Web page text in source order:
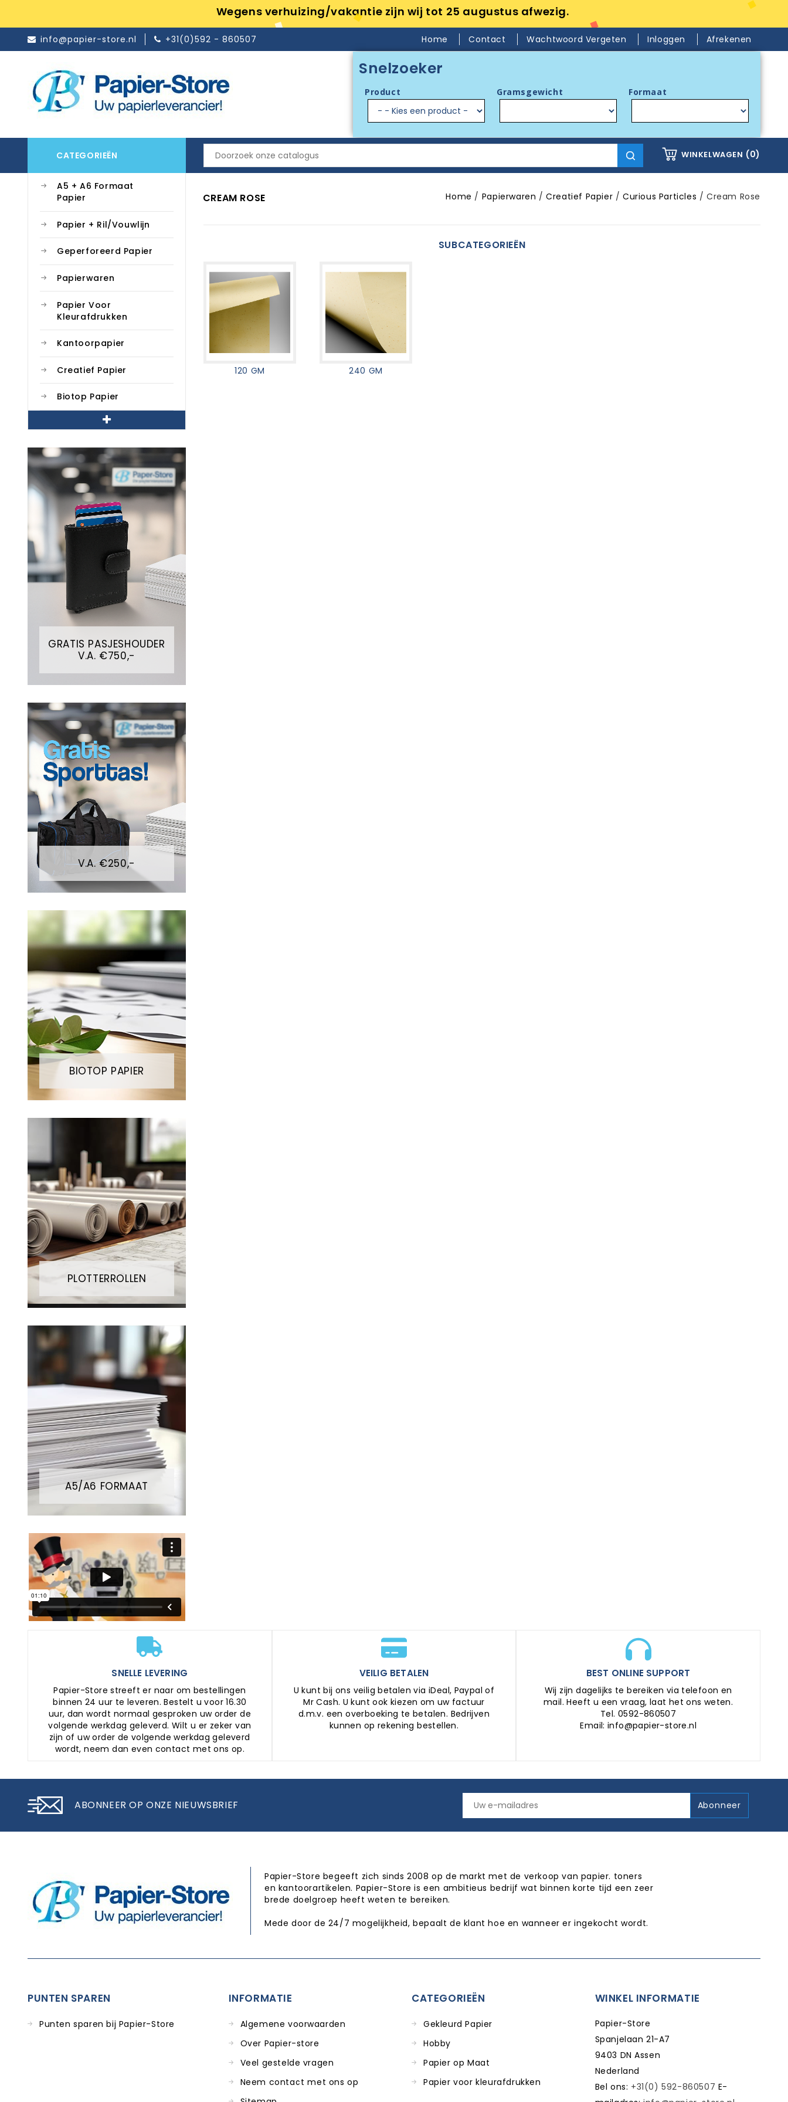
Wegens verhuizing/vakantie zijn wij tot 25 augustus afwezig.
info@papier-store.nl +31(0)592 - 860507 Home Contact Wachtwoord Vergeten Inloggen Afrekenen
Snelzoeker
Product Gramsgewicht Formaat
WINKELWAGEN (0)
CATEGORIEËN
A5 + A6 Formaat
Papier
Papier + Ril/Vouwlijn
Geperforeerd Papier
Papierwaren
Papier Voor
Kleurafdrukken
Kantoorpapier
Creatief Papier
Biotop Papier
GRATIS PASJESHOUDER
V.A. €750,-
V.A. €250,-
BIOTOP PAPIER
PLOTTERROLLEN
A5/A6 FORMAAT
CREAM ROSE Home Papierwaren Creatief Papier Curious Particles Cream Rose
SUBCATEGORIEËN
120 GM 240 GM
SNELLE LEVERING
Papier-Store streeft er naar om bestellingen
binnen 24 uur te leveren. Bestelt u voor 16.30
uur, dan wordt normaal gesproken uw order de
volgende werkdag geleverd. Wilt u er zeker van
zijn of uw order de volgende werkdag geleverd
wordt, neem dan even contact met ons op.
VEILIG BETALEN
U kunt bij ons veilig betalen via iDeal, Paypal of
Mr Cash. U kunt ook kiezen om uw factuur
d.m.v. een overboeking te betalen. Bedrijven
kunnen op rekening bestellen.
BEST ONLINE SUPPORT
Wij zijn dagelijks te bereiken via telefoon en
mail. Heeft u een vraag, laat het ons weten.
Tel. 0592-860507
Email: info@papier-store.nl
ABONNEER OP ONZE NIEUWSBRIEF
Papier-Store begeeft zich sinds 2008 op de markt met de verkoop van papier. toners
en kantoorartikelen. Papier-Store is een ambitieus bedrijf wat binnen korte tijd een zeer
brede doelgroep heeft weten te bereiken.
Mede door de 24/7 mogelijkheid, bepaalt de klant hoe en wanneer er ingekocht wordt.
PUNTEN SPAREN
Punten sparen bij Papier-Store
INFORMATIE
Algemene voorwaarden
Over Papier-store
Veel gestelde vragen
Neem contact met ons op
CATEGORIEËN
Gekleurd Papier
Hobby
Papier op Maat
Papier voor kleurafdrukken
WINKEL INFORMATIE
Papier-Store
Spanjelaan 21-A7
9403 DN Assen
Nederland
Bel ons: +31(0) 592-860507 E-